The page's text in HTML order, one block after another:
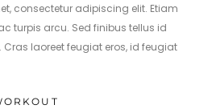
consectetur adipiscing elit. Etiam
turpis arcu. Sed finibus tellus id
laoreet feugiat eros, id feugiat